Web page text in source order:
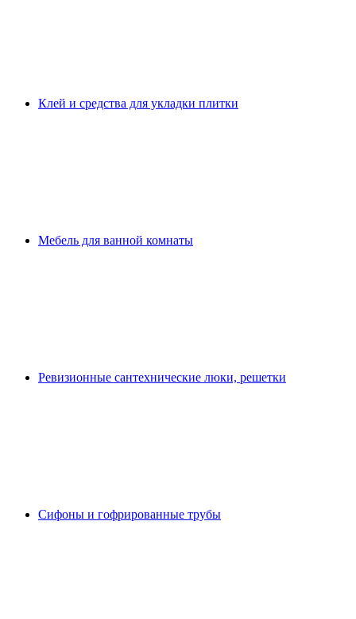
Клей и средства для укладки плитки
Мебель для ванной комнаты
Ревизионные сантехнические люки, решетки
Сифоны и гофрированные трубы